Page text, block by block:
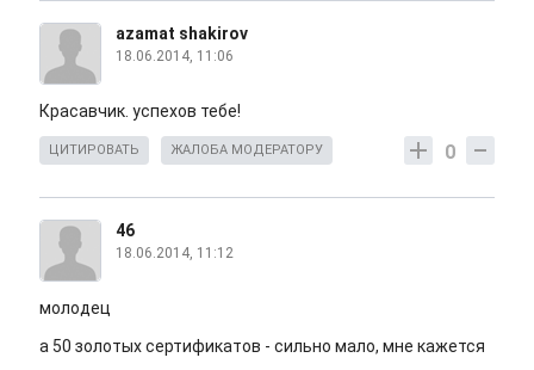
azamat shakirov
18.06.2014, 11:06
Красавчик. успехов тебе!
0
ЦИТИРОВАТЬ ЖАЛОБА МОДЕРАТОРУ
46
18.06.2014, 11:12
молодец
а 50 золотых сертификатов - сильно мало, мне кажется